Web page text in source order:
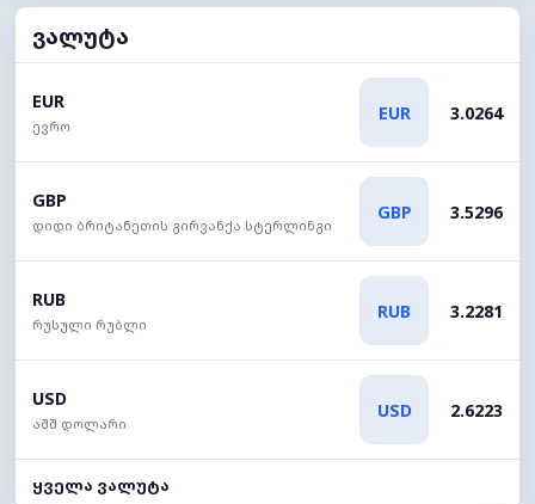
ვალუტა
EUR
ევრო
EUR 3.0264
GBP
დიდი ბრიტანეთის გირვანქა სტერლინგი
GBP 3.5296
RUB
რუსული რუბლი
RUB 3.2281
USD
აშშ დოლარი
USD 2.6223
ყველა ვალუტა